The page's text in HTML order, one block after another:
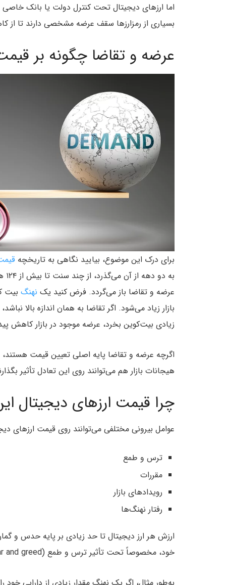
اما ارزهای دیجیتال تحت کنترل دولت یا بانک
بسیاری از رمزارزها سقف عرضه مشخصی دارند تا از
عرضه و تقاضا چگونه بر
برای درک این موضوع، بیایید نگاهی به تاریخچه
عرضه و تقاضا باز می‌گردد. فرض کنید یک نهنگ بیت
بازار زیاد می‌شود. اگر تقاضا به همان اندازه بالا
زیادی بیت‌کوین بخرد، عرضه موجود در بازار کاهش
اگرچه عرضه و تقاضا پایه اصلی تعیین قیمت هستند،
هیجانات بازار هم می‌توانند روی این تعادل تأثیر
چرا قیمت ارزهای دیجیتال
عوامل بیرونی مختلفی می‌توانند روی قیمت ارزهای
ترس و طمع
مقررات
رویدادهای بازار
رفتار نهنگ‌ها
خود، مخصوصاً تحت تأثیر ترس و طمع (Fear and greed) اقدام به خرید یا فروش می‌کنند.